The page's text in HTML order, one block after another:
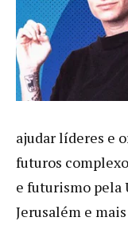
ajudar líderes e
futuros
e futurismo pela
Jerusalém e